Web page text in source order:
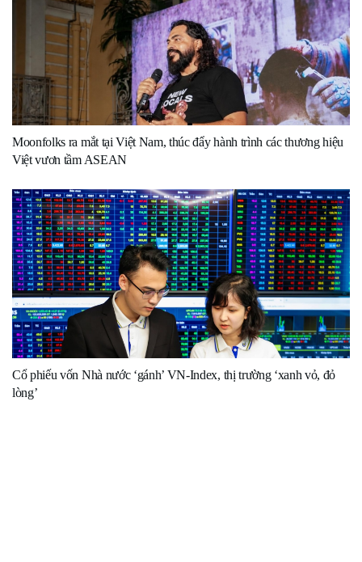
Moonfolks ra mắt tại Việt Nam, thúc đẩy hành trình các thương hiệu
Việt vươn tầm ASEAN
Cổ phiếu vốn Nhà nước ‘gánh’ VN-Index, thị trường ‘xanh vỏ, đỏ
lòng’